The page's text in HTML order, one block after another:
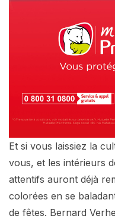
Et si vous laissiez la
vous, et les intérieurs
attentifs auront déjà
colorées en se
de fêtes. Bernard